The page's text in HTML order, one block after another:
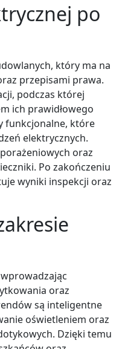
po
który ma na
przepisami prawa.
podczas której
ich prawidłowego
funkcjonalne, które
elektrycznych.
oraz
Po zakończeniu
wyniki inspekcji oraz
oraz
są inteligentne
oświetleniem oraz
Dzięki temu